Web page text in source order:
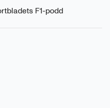
F1-podd